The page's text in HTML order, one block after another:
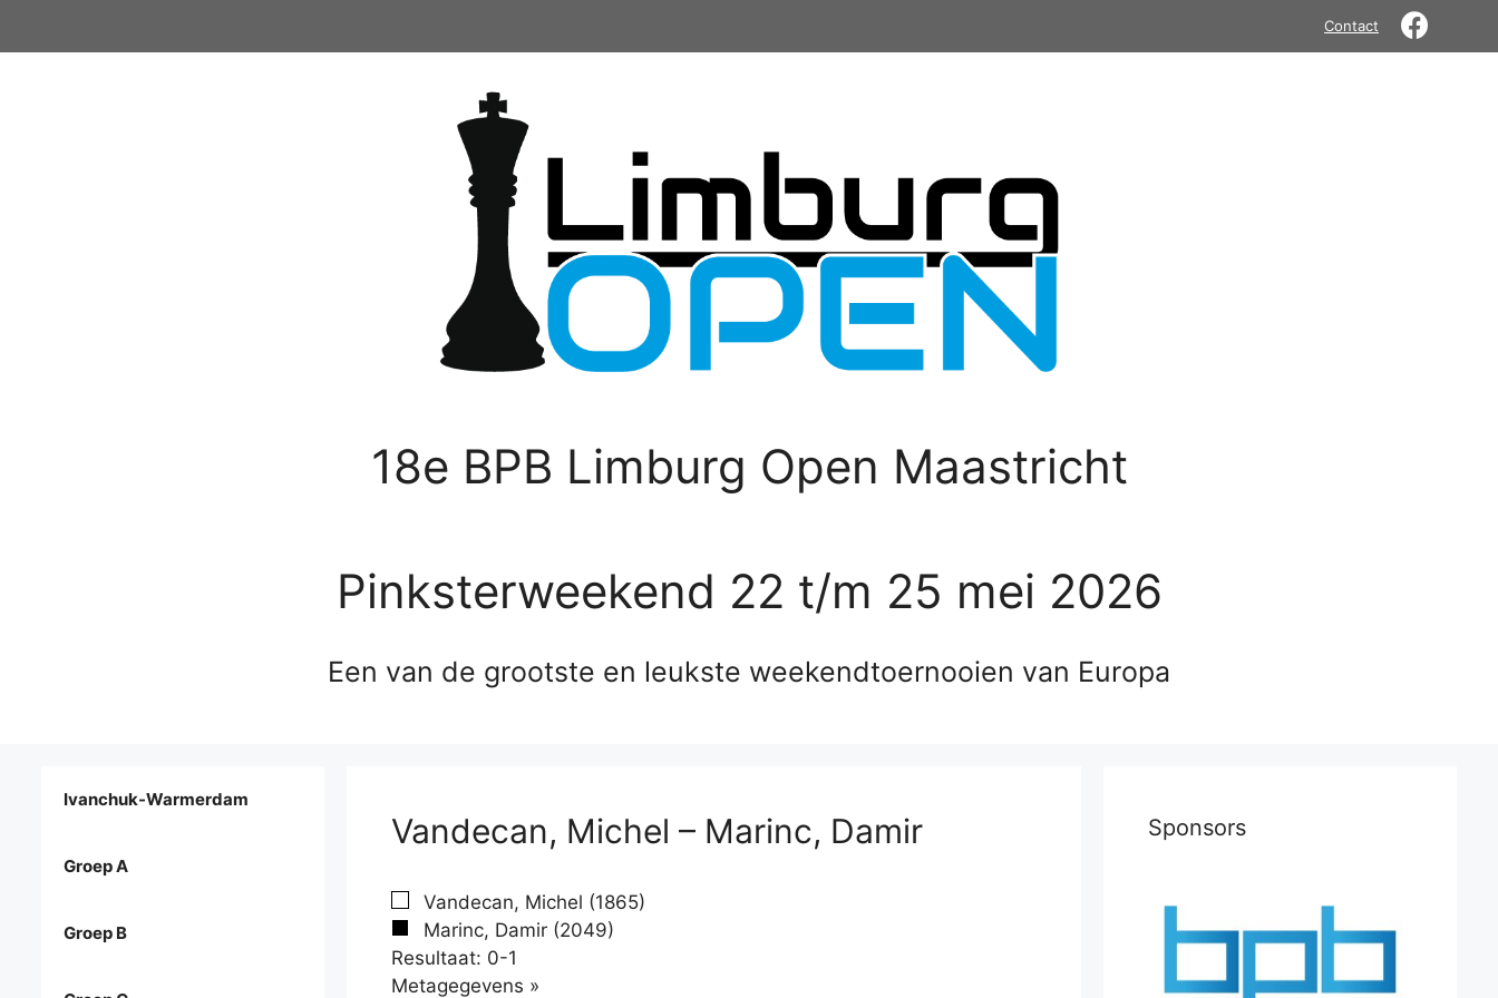
Contact
18e BPB Limburg Open Maastricht
Pinksterweekend 22 t/m 25 mei 2026
Een van de grootste en leukste weekendtoernooien van Europa
Vandecan, Michel – Marinc, Damir
Vandecan, Michel (1865)
Marinc, Damir (2049)
Resultaat: 0-1
Metagegevens »
Ivanchuk-Warmerdam
Groep A
Groep B
Sponsors